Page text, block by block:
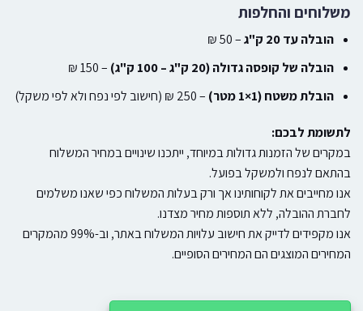
משלוחים והחלפות
הובלה עד 20 ק"ג
– 50 ₪
הובלה של קופסה גדולה (20 ק"ג – 100 ק"ג)
– 150 ₪
הובלת משטח (1×1 מטר)
– 250 ₪ (חישוב לפי נפח ולא לפי משקל)
לתשומת לבכם:
במקרים של הזמנות גדולות במיוחד, ייתכנו שינויים במחיר המשלוח
בהתאם לנפח ולמשקל בפועל.
אנו מחייבים את לקוחותינו אך ורק בעלות המשלוח כפי שאנו משלמים
לחברת ההובלה, ללא תוספות מחיר מצדנו.
אנו מקפידים לדייק את חישוב עלויות המשלוח באתר, וב-99% מהמקרים
המחירים המוצגים הם המחירים הסופיים.